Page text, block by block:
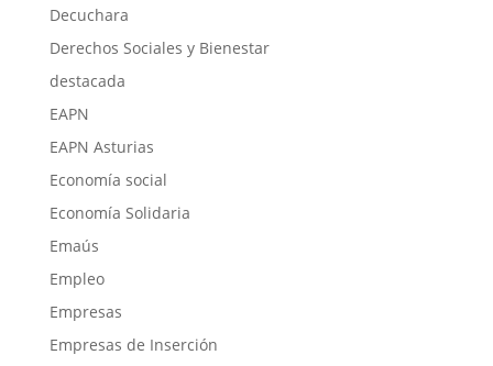
Decuchara
Derechos Sociales y Bienestar
destacada
EAPN
EAPN Asturias
Economía social
Economía Solidaria
Emaús
Empleo
Empresas
Empresas de Inserción